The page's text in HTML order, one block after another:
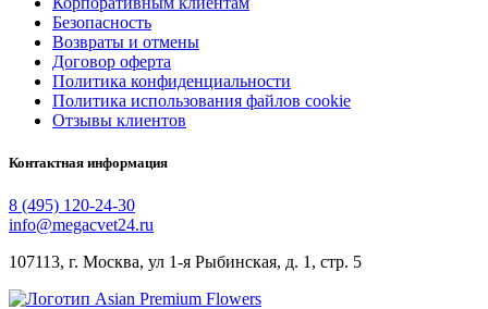
Безопасность
Возвраты и отмены
Договор оферта
Политика конфиденциальности
Политика использования файлов cookie
Отзывы клиентов
Контактная информация
8 (495) 120-24-30
info@megacvet24.ru
107113, г. Москва, ул 1-я Рыбинская, д. 1, стр. 5